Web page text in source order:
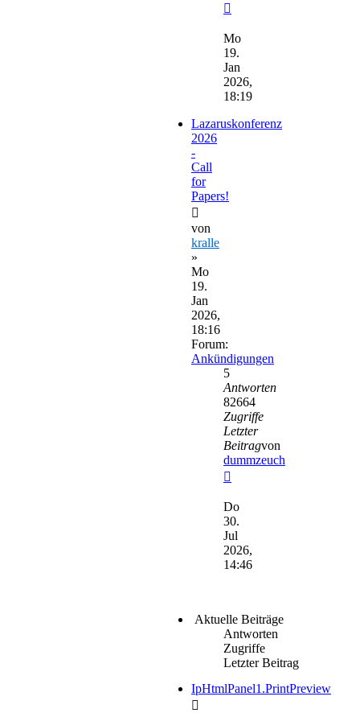
Beitrag
Mo
19.
Jan
2026,
18:19
Lazaruskonferenz
2026
-
Call
for
Papers!
von
kralle
»
Mo
19.
Jan
2026,
18:16
Forum:
Ankündigungen
5
Antworten
82664
Zugriffe
Letzter
Beitragvon
dummzeuch
Beitrag
Do
30.
Jul
2026,
14:46
Aktuelle Beiträge
Antworten
Zugriffe
Letzter Beitrag
IpHtmlPanel1.PrintPreview